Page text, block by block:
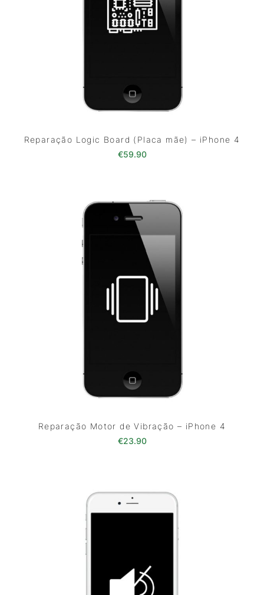
Reparação Logic Board (Placa mãe) – iPhone 4
€59.90
Reparação Motor de Vibração – iPhone 4
€23.90